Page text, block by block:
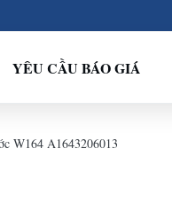
YÊU CẦU BÁO GIÁ
W164 A1643206013